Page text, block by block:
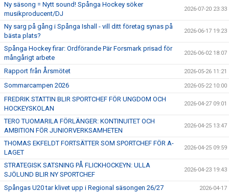
MEDLEMSINFO
Ny säsong = Nytt sound! Spånga Hockey söker
musikproducent/DJ
2026-07-20 23:33
Ny sarg på gång i Spånga Ishall - vill ditt företag synas på
bästa plats?
2026-06-17 19:23
Spånga Hockey firar: Ordförande Pär Forsmark prisad för
mångårigt arbete
2026-06-02 18:07
Rapport från Årsmötet 2026-05-26 11:21
Sommarcampen 2026 2026-05-22 10:00
FREDRIK STATTIN BLIR SPORTCHEF FÖR UNGDOM OCH
HOCKEYSKOLAN
2026-04-27 09:01
TERO TUOMARILA FÖRLÄNGER: KONTINUITET OCH
AMBITION FÖR JUNIORVERKSAMHETEN
2026-04-25 13:47
THOMAS EKFELDT FORTSÄTTER SOM SPORTCHEF FÖR A-
LAGET
2026-04-25 09:59
STRATEGISK SATSNING PÅ FLICKHOCKEYN: ULLA
SJÖLUND BLIR NY SPORTCHEF
2026-04-23 19:43
Spångas U20 tar klivet upp i Regional säsongen 26/27 2026-04-17